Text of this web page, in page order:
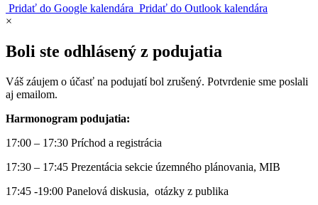
Pridať do Google kalendára Pridať do Outlook kalendára
×
Boli ste odhlásený z podujatia
Váš záujem o účasť na podujatí bol zrušený. Potvrdenie sme poslali
aj emailom.
Harmonogram podujatia:
17:00 – 17:30 Príchod a registrácia
17:30 – 17:45 Prezentácia sekcie územného plánovania, MIB
17:45 -19:00 Panelová diskusia, otázky z publika